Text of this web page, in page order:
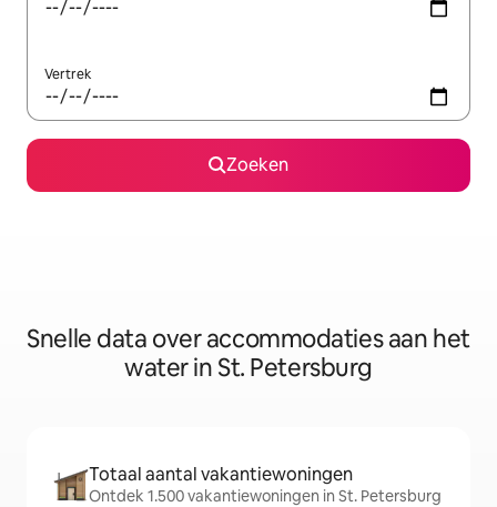
Vertrek
Zoeken
Snelle data over accommodaties aan het
water in St. Petersburg
Totaal aantal vakantiewoningen
Ontdek 1.500 vakantiewoningen in St. Petersburg